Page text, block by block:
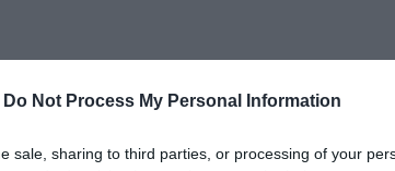
Do Not Process My Personal Information
sale, sharing to third parties, or processing of your
ad